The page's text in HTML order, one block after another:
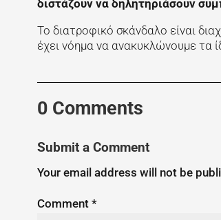
διστάζουν να δηλητηριάσουν
Το διατροφικό σκάνδαλο είναι
έχει νόημα να ανακυκλώνουμε τα
0 Comments
Submit a Comment
Your email address will not be
Comment *